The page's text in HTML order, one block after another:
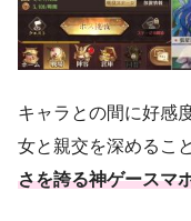
キャラとの間に好感
女と親交を深めるこ
さを誇る神ゲースマ